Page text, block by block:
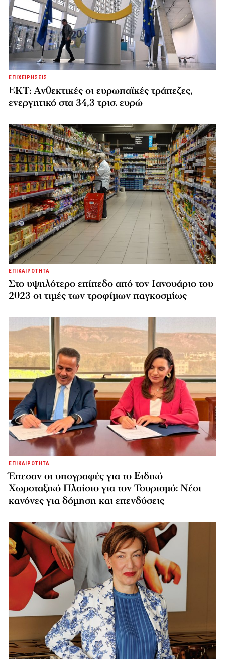
ΕΠΙΧΕΙΡΗΣΕΙΣ
ΕΚΤ: Ανθεκτικές οι ευρωπαϊκές τράπεζες,
ενεργητικό στα 34,3 τρισ. ευρώ
ΕΠΙΚΑΙΡΟΤΗΤΑ
Στο υψηλότερο επίπεδο από τον Ιανουάριο του
2023 οι τιμές των τροφίμων παγκοσμίως
ΕΠΙΚΑΙΡΟΤΗΤΑ
Έπεσαν οι υπογραφές για το Ειδικό
Χωροταξικό Πλαίσιο για τον Τουρισμό: Νέοι
κανόνες για δόμηση και επενδύσεις